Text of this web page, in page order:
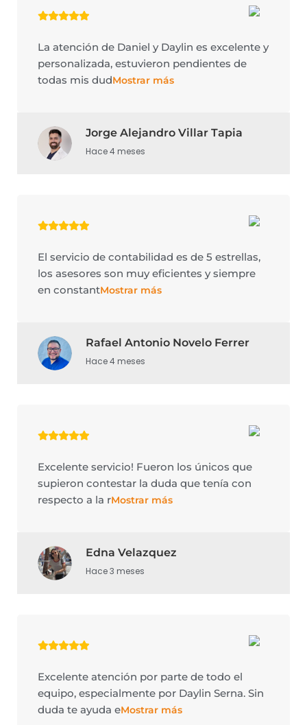
La atención de Daniel y Daylin es excelente y
personalizada, estuvieron pendientes de
todas mis dudMostrar más
Jorge Alejandro Villar Tapia
Hace 4 meses
El servicio de contabilidad es de 5 estrellas,
los asesores son muy eficientes y siempre
en constantMostrar más
Rafael Antonio Novelo Ferrer
Hace 4 meses
Excelente servicio! Fueron los únicos que
supieron contestar la duda que tenía con
respecto a la rMostrar más
Edna Velazquez
Hace 3 meses
Excelente atención por parte de todo el
equipo, especialmente por Daylin Serna. Sin
duda te ayuda eMostrar más